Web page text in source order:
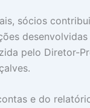
sócios
pelo Diretor-
e do